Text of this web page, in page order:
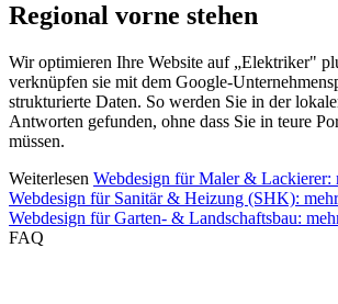
Regional vorne stehen
Wir optimieren Ihre Website auf „Elektriker"
verknüpfen sie mit dem Google-
strukturierte Daten. So werden Sie in der
Antworten gefunden, ohne dass Sie in teure
müssen.
Weiterlesen Webdesign für Maler & Lackierer:
Webdesign für Sanitär & Heizung (SHK):
Webdesign für Garten- & Landschaftsbau:
FAQ